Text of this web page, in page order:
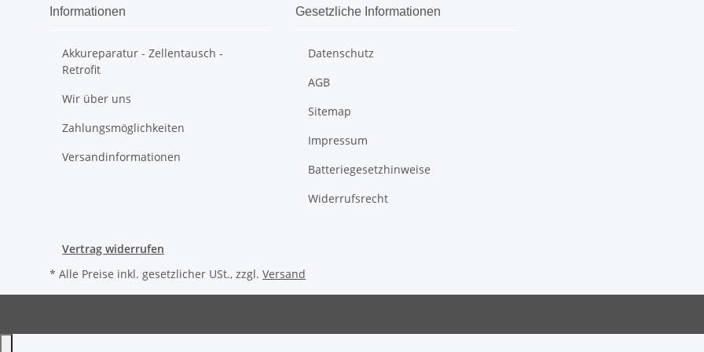
Informationen
Akkureparatur - Zellentausch -
Retrofit
Wir über uns
Zahlungsmöglichkeiten
Versandinformationen
Gesetzliche Informationen
Datenschutz
AGB
Sitemap
Impressum
Batteriegesetzhinweise
Widerrufsrecht
Vertrag widerrufen
* Alle Preise inkl. gesetzlicher USt., zzgl. Versand